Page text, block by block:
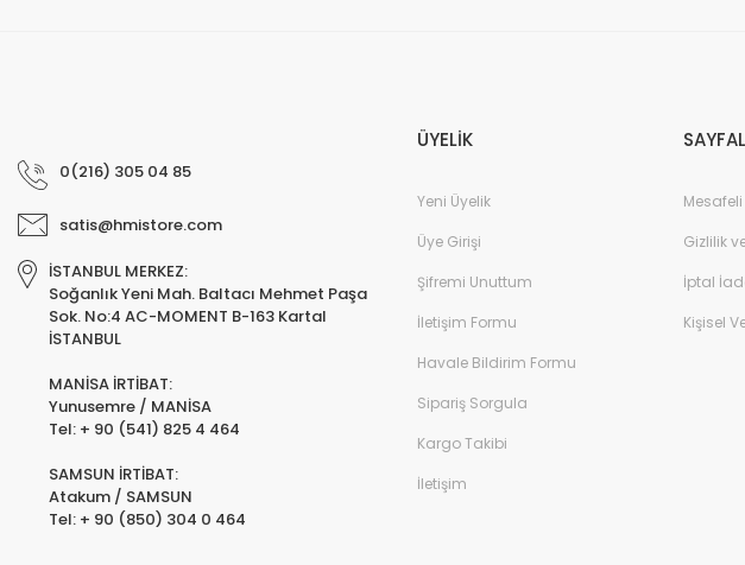
0(216) 305 04 85
satis@hmistore.com
İSTANBUL MERKEZ:
Soğanlık Yeni Mah. Baltacı Mehmet Paşa
Sok. No:4 AC-MOMENT B-163 Kartal
İSTANBUL
MANİSA İRTİBAT:
Yunusemre / MANİSA
Tel: + 90 (541) 825 4 464
SAMSUN İRTİBAT:
Atakum / SAMSUN
Tel: + 90 (850) 304 0 464
ÜYELİK
Yeni Üyelik
Üye Girişi
Şifremi Unuttum
İletişim Formu
Havale Bildirim Formu
Sipariş Sorgula
Kargo Takibi
İletişim
Mesafeli
Gizlilik
İptal
Kişisel